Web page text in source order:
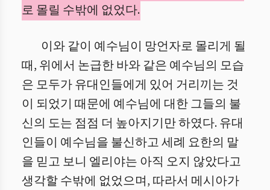
로 몰릴 수밖에 없었다.
이와 같이 예수님이 망언자로 몰리게 될
때, 위에서 논급한 바와 같은 예수님의 모습
은 모두가 유대인들에게 있어 거리끼는 것
이 되었기 때문에 예수님에 대한 그들의 불
신의 도는 점점 더 높아지기만 하였다. 유대
인들이 예수님을 불신하고 세례 요한의 말
을 믿고 보니 엘리야는 아직 오지 않았다고
생각할 수밖에 없었으며, 따라서 메시아가